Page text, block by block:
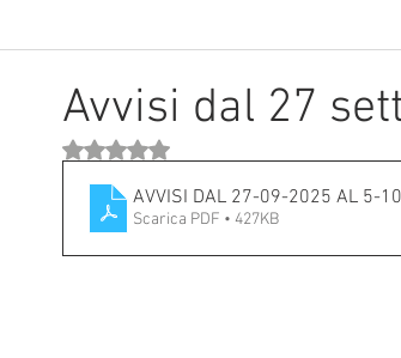
Sinodo 2021-23 Anziani e ammalati
Avvisi dal 27
Valutazione NaN stelle su 5.
AVVISI DAL 27-09-2025 AL 5-
Scarica PDF • 427KB